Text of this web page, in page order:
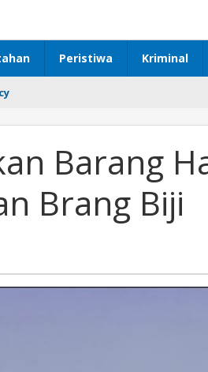
Peristiwa Kriminal
Barang
Brang Biji